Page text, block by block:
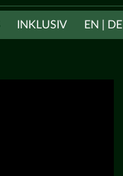
INKLUSIV EN | DE